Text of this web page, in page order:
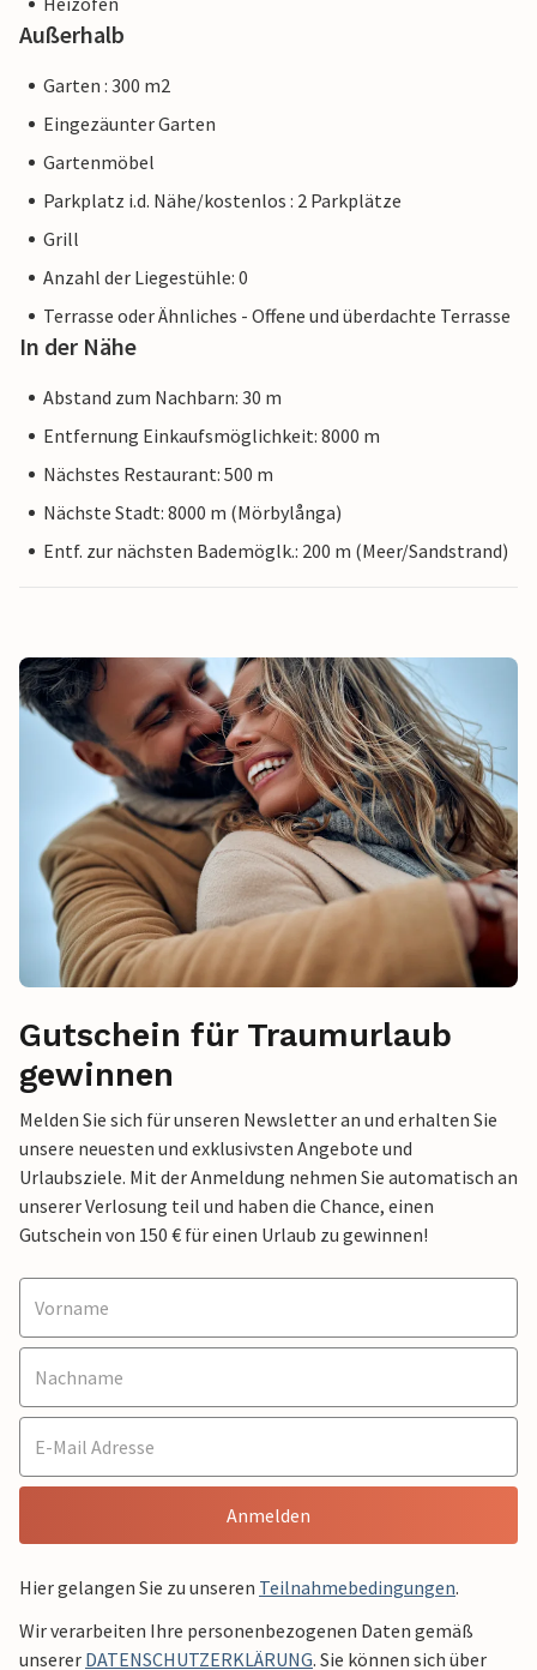
Außerhalb
Garten : 300 m2
Eingezäunter Garten
Gartenmöbel
Parkplatz i.d. Nähe/kostenlos : 2 Parkplätze
Grill
Anzahl der Liegestühle: 0
Terrasse oder Ähnliches - Offene und überdachte Terrasse
In der Nähe
Abstand zum Nachbarn: 30 m
Entfernung Einkaufsmöglichkeit: 8000 m
Nächstes Restaurant: 500 m
Nächste Stadt: 8000 m (Mörbylånga)
Entf. zur nächsten Bademöglk.: 200 m (Meer/Sandstrand)
Gutschein für Traumurlaub
gewinnen
Melden Sie sich für unseren Newsletter an und erhalten Sie
unsere neuesten und exklusivsten Angebote und
Urlaubsziele. Mit der Anmeldung nehmen Sie automatisch an
unserer Verlosung teil und haben die Chance, einen
Gutschein von 150 € für einen Urlaub zu gewinnen!
Anmelden
Hier gelangen Sie zu unseren Teilnahmebedingungen.
Wir verarbeiten Ihre personenbezogenen Daten gemäß
unserer DATENSCHUTZERKLÄRUNG. Sie können sich über